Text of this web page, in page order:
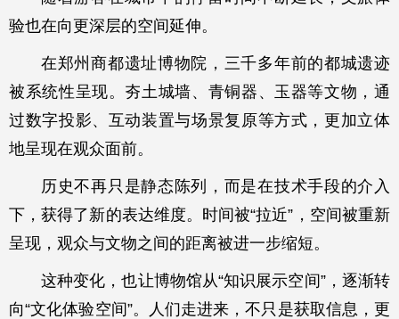
验也在向更深层的空间延伸。
在郑州商都遗址博物院，三千多年前的都城遗迹
被系统性呈现。夯土城墙、青铜器、玉器等文物，通
过数字投影、互动装置与场景复原等方式，更加立体
地呈现在观众面前。
历史不再只是静态陈列，而是在技术手段的介入
下，获得了新的表达维度。时间被“拉近”，空间被重新
呈现，观众与文物之间的距离被进一步缩短。
这种变化，也让博物馆从“知识展示空间”，逐渐转
向“文化体验空间”。人们走进来，不只是获取信息，更